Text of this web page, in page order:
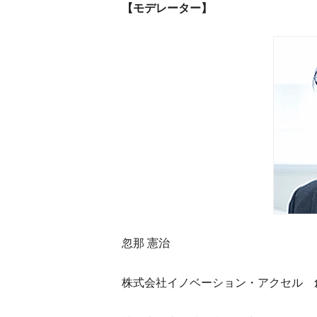
【モデレーター】
忽那 憲治
株式会社イノベーション・アクセル